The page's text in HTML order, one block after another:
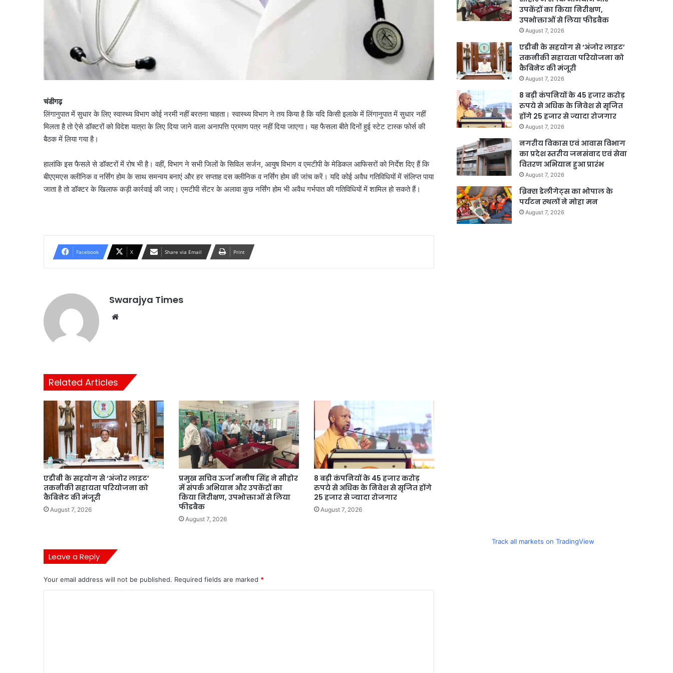
चंडीगढ़
लिंगानुपात में सुधार के लिए स्वास्थ्य विभाग कोई नरमी नहीं बरतना चाहता। स्वास्थ्य विभाग ने तय किया है कि यदि किसी इलाके में लिंगानुपात में सुधार नहीं
मिलता है तो ऐसे डॉक्टरों को विदेश यात्रा के लिए दिया जाने वाला अनापत्ति प्रमाण पत्र नहीं दिया जाएगा। यह फैसला बीते दिनों हुई स्टेट टास्क फोर्स की
बैठक में लिया गया है।
हालांकि इस फैसले से डॉक्टरों में रोष भी है। वहीं, विभाग ने सभी जिलों के सिविल सर्जन, आयुष विभाग व एमटीपी के मेडिकल आफिसरों को निर्देश दिए हैं कि
बीएएमएस क्लीनिक व नर्सिंग होम के साथ समन्वय बनाएं और हर सप्ताह दस क्लीनिक व नर्सिंग होम की जांच करें। यदि कोई अवैध गतिविधियों में संलिप्त पाया
जाता है तो डॉक्टर के खिलाफ कड़ी कार्रवाई की जाए। एमटीपी सेंटर के अलावा कुछ नर्सिंग होम भी अवैध गर्भपात की गतिविधियों में शामिल हो सकते हैं।
Facebook X Share via Email Print
Swarajya Times
Related Articles
एडीबी के सहयोग से ‘अंजोर लाइट’
तकनीकी सहायता परियोजना को
कैबिनेट की मंजूरी
August 7, 2026
प्रमुख सचिव ऊर्जा मनीष सिंह ने सीहोर
में संपर्क अभियान और उपकेंद्रों का
किया निरीक्षण, उपभोक्ताओं से लिया
फीडबैक
August 7, 2026
8 बड़ी कंपनियों के 45 हजार करोड़
रुपये से अधिक के निवेश से सृजित होंगे
25 हजार से ज्यादा रोजगार
August 7, 2026
Leave a Reply
Your email address will not be published. Required fields are marked *
उपकेंद्रों का किया निरीक्षण,
उपभोक्ताओं से लिया फीडबैक
August 7, 2026
एडीबी के सहयोग से ‘अंजोर लाइट’
तकनीकी सहायता परियोजना को
कैबिनेट की मंजूरी
August 7, 2026
8 बड़ी कंपनियों के 45 हजार करोड़
रुपये से अधिक के निवेश से सृजित
होंगे 25 हजार से ज्यादा रोजगार
August 7, 2026
नगरीय विकास एवं आवास विभाग
का प्रदेश स्तरीय जनसंवाद एवं सेवा
वितरण अभियान हुआ प्रारंभ
August 7, 2026
ब्रिक्स डेलीगेट्स का भोपाल के
पर्यटन स्थलों ने मोहा मन
August 7, 2026
Track all markets on TradingView